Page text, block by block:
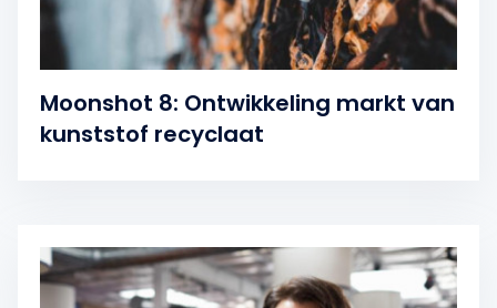
Moonshot 8: Ontwikkeling markt van
kunststof recyclaat